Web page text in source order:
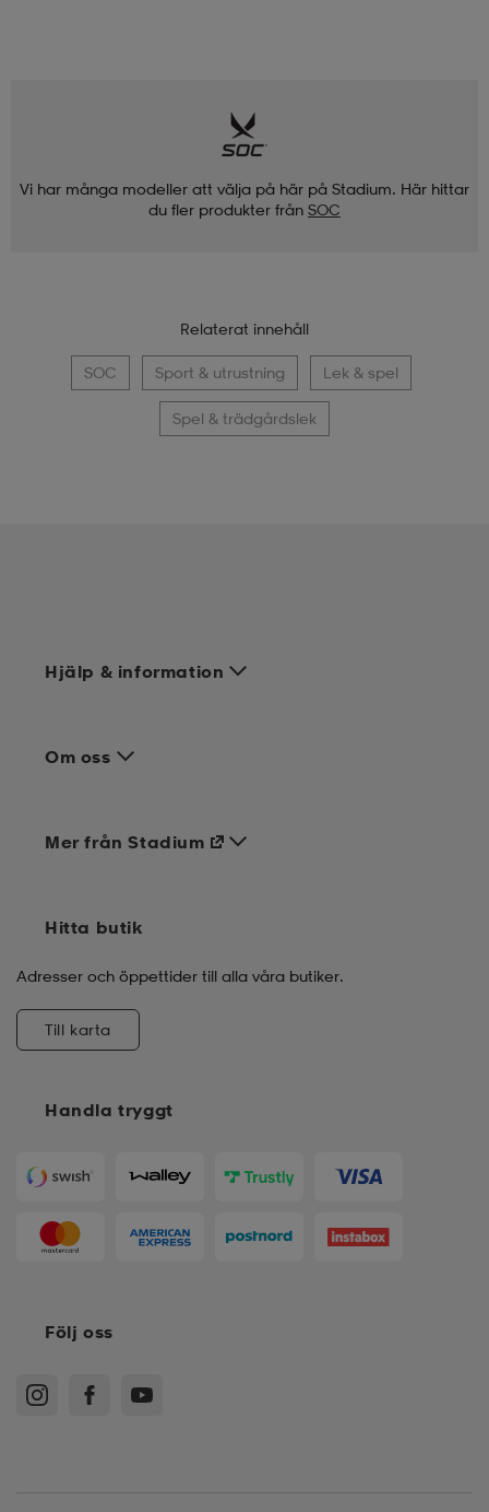
Vi har många modeller att välja på här på Stadium. Här hittar
du fler produkter från SOC
Relaterat innehåll
SOC Sport & utrustning Lek & spel
Spel & trädgårdslek
Hjälp & information
Om oss
Handla tryggt
Mer från Stadium
Hitta butik
Adresser och öppettider till alla våra butiker.
Till karta
Följ oss